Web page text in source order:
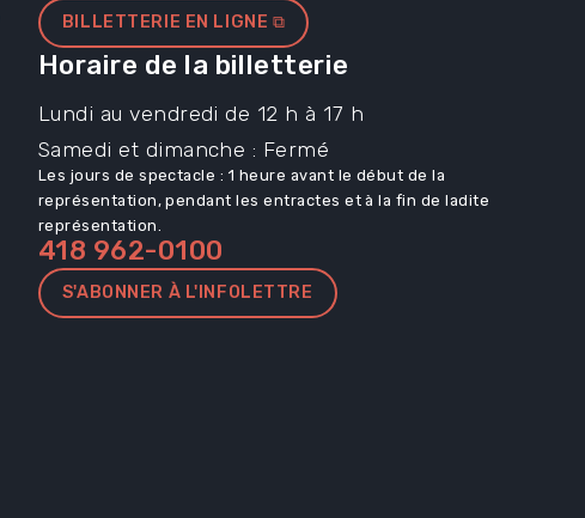
BILLETTERIE EN LIGNE ⧉
Horaire de la billetterie
Lundi au vendredi de 12 h à 17 h
Samedi et dimanche : Fermé
Les jours de spectacle : 1 heure avant le début de la
représentation, pendant les entractes et à la fin de ladite
représentation.
418 962-0100
S'ABONNER À L'INFOLETTRE